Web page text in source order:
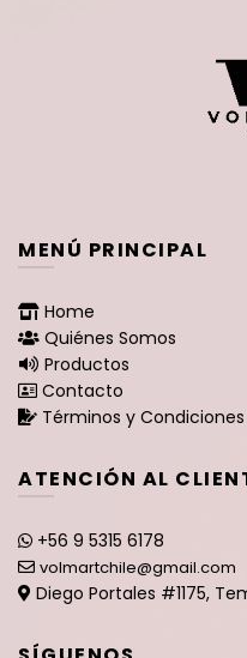
MENÚ PRINCIPAL
Home
Quiénes Somos
Productos
Contacto
Términos y Condiciones
ATENCIÓN AL
+56 9 5315 6178
volmartchile@gmail.com
Diego Portales #1175,